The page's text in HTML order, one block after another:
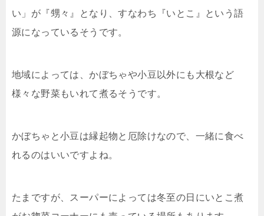
い」が『甥々』となり、すなわち『いとこ』という語
源になっているそうです。
地域によっては、かぼちゃや小豆以外にも大根など
様々な野菜もいれて煮るそうです。
かぼちゃと小豆は縁起物と厄除けなので、一緒に食べ
れるのはいいですよね。
たまですが、スーパーによっては冬至の日にいとこ煮